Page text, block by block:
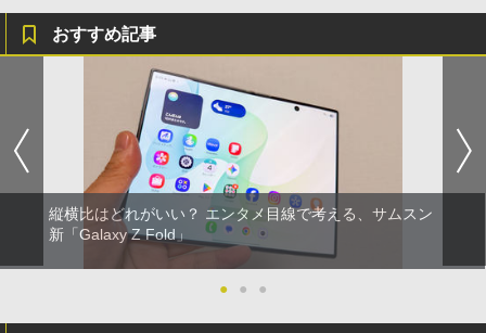
おすすめ記事
縦横比はどれがいい？ エンタメ目線で考える、サムスン
新「Galaxy Z Fold」
● ● ●